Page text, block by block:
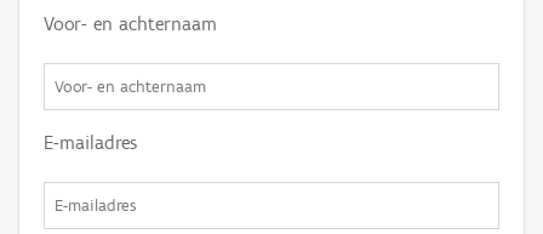
Voor- en achternaam
E-mailadres